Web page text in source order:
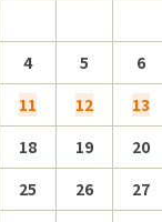
4 5 6
11 12 13
18 19 20
25 26 27